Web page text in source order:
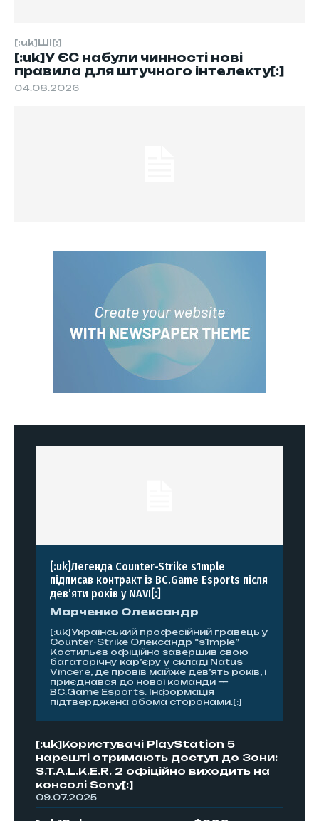
[:uk]ШІ[:]
[:uk]У ЄС набули чинності нові
правила для штучного інтелекту[:]
04.08.2026
[:uk]Легенда Counter-Strike s1mple
підписав контракт із BC.Game Esports після
дев’яти років у NAVI[:]
Марченко Олександр
[:uk]Український професійний гравець у
Counter-Strike Олександр “s1mple”
Костильєв офіційно завершив свою
багаторічну кар’єру у складі Natus
Vincere, де провів майже дев’ять років, і
приєднався до нової команди —
BC.Game Esports. Інформація
підтверджена обома сторонами.[:]
[:uk]Користувачі PlayStation 5
нарешті отримають доступ до Зони:
S.T.A.L.K.E.R. 2 офіційно виходить на
консолі Sony[:]
09.07.2025